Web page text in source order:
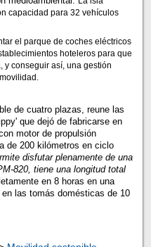
capacidad para 32 vehículos
el parque de coches eléctricos
hoteleros para que
y conseguir así, una gestión
de cuatro plazas, reune las
que dejó de fabricarse en
motor de propulsión
de 200 kilómetros en ciclo
disfutar plenamente de una
820, tiene una longitud total
en 8 horas en una
las tomás domésticas de 10